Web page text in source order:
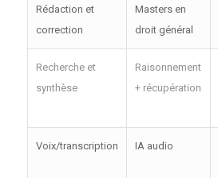
Rédaction et
correction
Masters en
droit général
Recherche et
synthèse
Raisonnement
+ récupération
Voix/transcription IA audio